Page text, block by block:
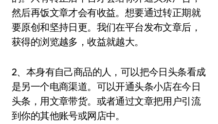
然后再饭文章才会有收益。想要通过转正期就
要原创和坚持日更。我们在平台发布文章后，
获得的浏览越多，收益就越大。
2、本身有自己商品的人，可以把今日头条看成
是另一个电商渠道。可以开通头条小店在今日
头条，用文章带货。或者通过文章把用户引流
到你的其他账号或网店中。